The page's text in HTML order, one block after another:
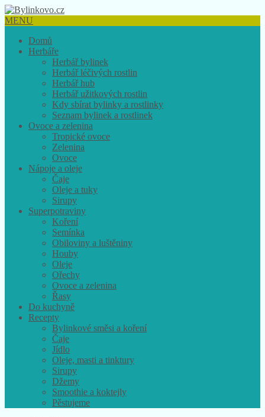
MENU
Domů
Herbáře
Herbář bylinek
Herbář léčivých rostlin
Herbář hub
Herbář užitkových rostlin
Kdy sbírat bylinky a rostlinky
Seznam bylinek a rostlinek
Ovoce a zelenina
Tropické ovoce
Zelenina
Ovoce
Nápoje a oleje
Čaje
Oleje a tuky
Sirupy
Superpotraviny
Koření
Semínka
Obiloviny a luštěniny
Houby
Oleje
Ořechy
Ovoce a zelenina
Řasy
Do kuchyně
Recepty
Bylinkové směsi a koření
Čaje
Jídlo
Oleje, masti a tinktury
Sirupy
Džemy
Smoothie a koktejly
Pěstujeme